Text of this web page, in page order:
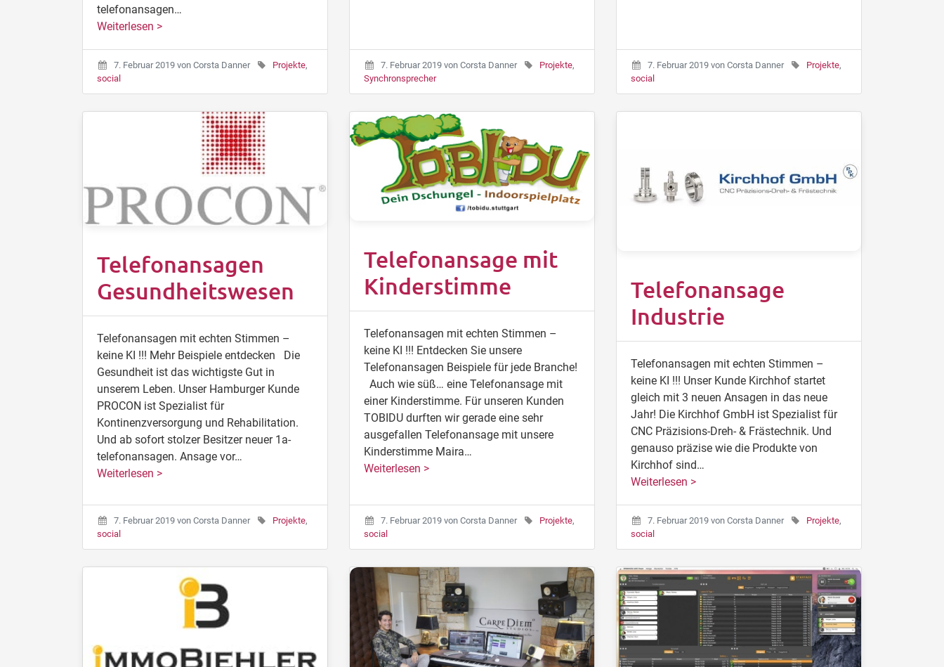
telefonansagen…
Weiterlesen >
7. Februar 2019 von Corsta Danner Projekte,
social
7. Februar 2019 von Corsta Danner Projekte,
Synchronsprecher
7. Februar 2019 von Corsta Danner Projekte,
social
Telefonansagen
Gesundheitswesen
Telefonansagen mit echten Stimmen –
keine KI !!! Mehr Beispiele entdecken Die
Gesundheit ist das wichtigste Gut in
unserem Leben. Unser Hamburger Kunde
PROCON ist Spezialist für
Kontinenzversorgung und Rehabilitation.
Und ab sofort stolzer Besitzer neuer 1a-
telefonansagen. Ansage vor…
Weiterlesen >
7. Februar 2019 von Corsta Danner Projekte,
social
Telefonansage mit
Kinderstimme
Telefonansagen mit echten Stimmen –
keine KI !!! Entdecken Sie unsere
Telefonansagen Beispiele für jede Branche!
Auch wie süß… eine Telefonansage mit
einer Kinderstimme. Für unseren Kunden
TOBIDU durften wir gerade eine sehr
ausgefallen Telefonansage mit unsere
Kinderstimme Maira…
Weiterlesen >
7. Februar 2019 von Corsta Danner Projekte,
social
Telefonansage
Industrie
Telefonansagen mit echten Stimmen –
keine KI !!! Unser Kunde Kirchhof startet
gleich mit 3 neuen Ansagen in das neue
Jahr! Die Kirchhof GmbH ist Spezialist für
CNC Präzisions-Dreh- & Frästechnik. Und
genauso präzise wie die Produkte von
Kirchhof sind…
Weiterlesen >
7. Februar 2019 von Corsta Danner Projekte,
social